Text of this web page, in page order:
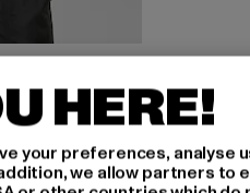
39,99 EUR
HERE!
your preferences, analyse
we allow partners to